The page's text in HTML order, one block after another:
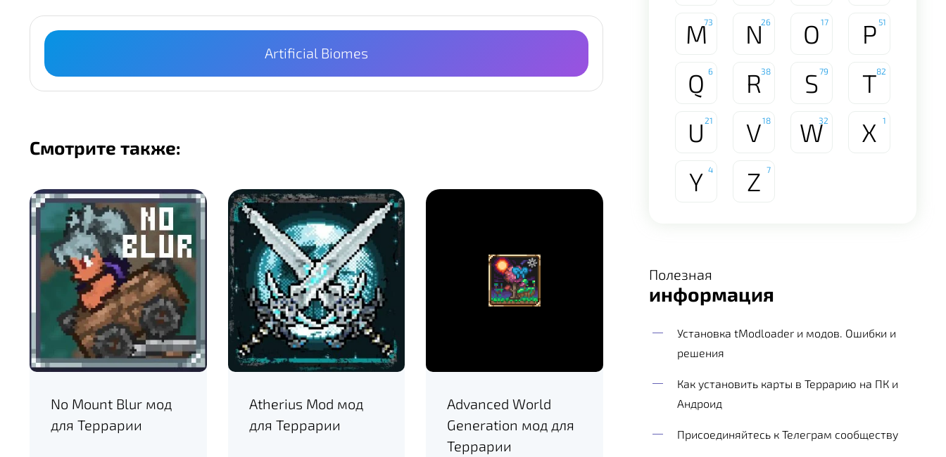
Artificial Biomes
Смотрите также:
No Mount Blur мод
для Террарии
Atherius Mod мод
для Террарии
Advanced World
Generation мод для
Террарии
M73 N26 O 17 P 51
Q 6 R38 S79 T82
U 21 V18 W32 X 1
Y 4 Z 7
Полезная
информация
Установка tModloader и модов. Ошибки и
решения
Как установить карты в Террарию на ПК и
Андроид
Присоединяйтесь к Телеграм сообществу